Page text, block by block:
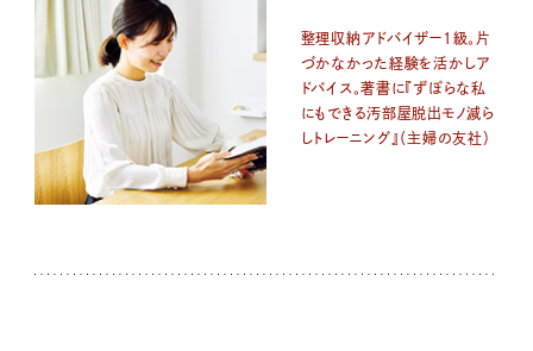
整理収納アドバイザー1級。片
づかなかった経験を活かしア
ドバイス。著書に『ずぼらな私
にもできる汚部屋脱出モノ減ら
しトレーニング』（主婦の友社）